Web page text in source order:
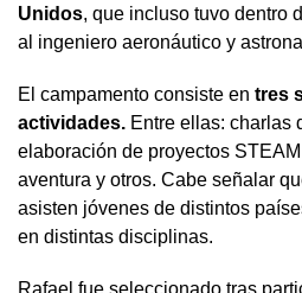
Unidos, que incluso tuvo dentro
al ingeniero aeronáutico y
El campamento consiste en tres
actividades. Entre ellas: charlas
elaboración de proyectos
aventura y otros. Cabe señalar
asisten jóvenes de distintos
en distintas disciplinas.
Rafael fue seleccionado tras